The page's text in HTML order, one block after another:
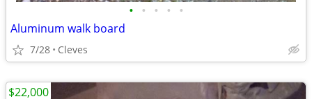
• • • • •
Aluminum walk board
7/28 Cleves
$22,000